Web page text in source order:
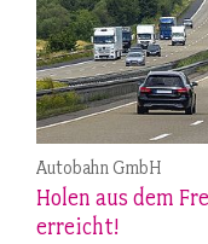
Autobahn GmbH
Holen aus dem
erreicht!